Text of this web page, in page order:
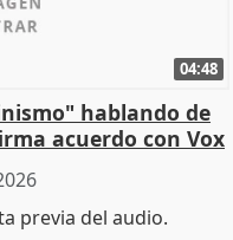
04:48
hablando de
acuerdo con Vox